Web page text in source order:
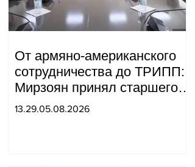
От армяно-американского
сотрудничества до ТРИПП:
Мирзоян принял старшего
советника специального
13.29.05.08.2026